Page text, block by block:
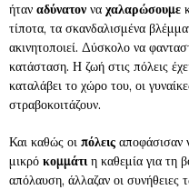
ήταν αδύνατον να χαλαρώσουμε
τίποτα, τα σκανδαλισμένα
ακινητοποιεί. Δύσκολο να
κατάσταση. Η ζωή στις πόλεις
καταλάβει το χώρο του, οι
στραβοκοιτάζουν.
Και καθώς οι πόλεις αποφάσισαν
μικρό κομμάτιη καθεμία για τη
απόλαυση, άλλαζαν οι